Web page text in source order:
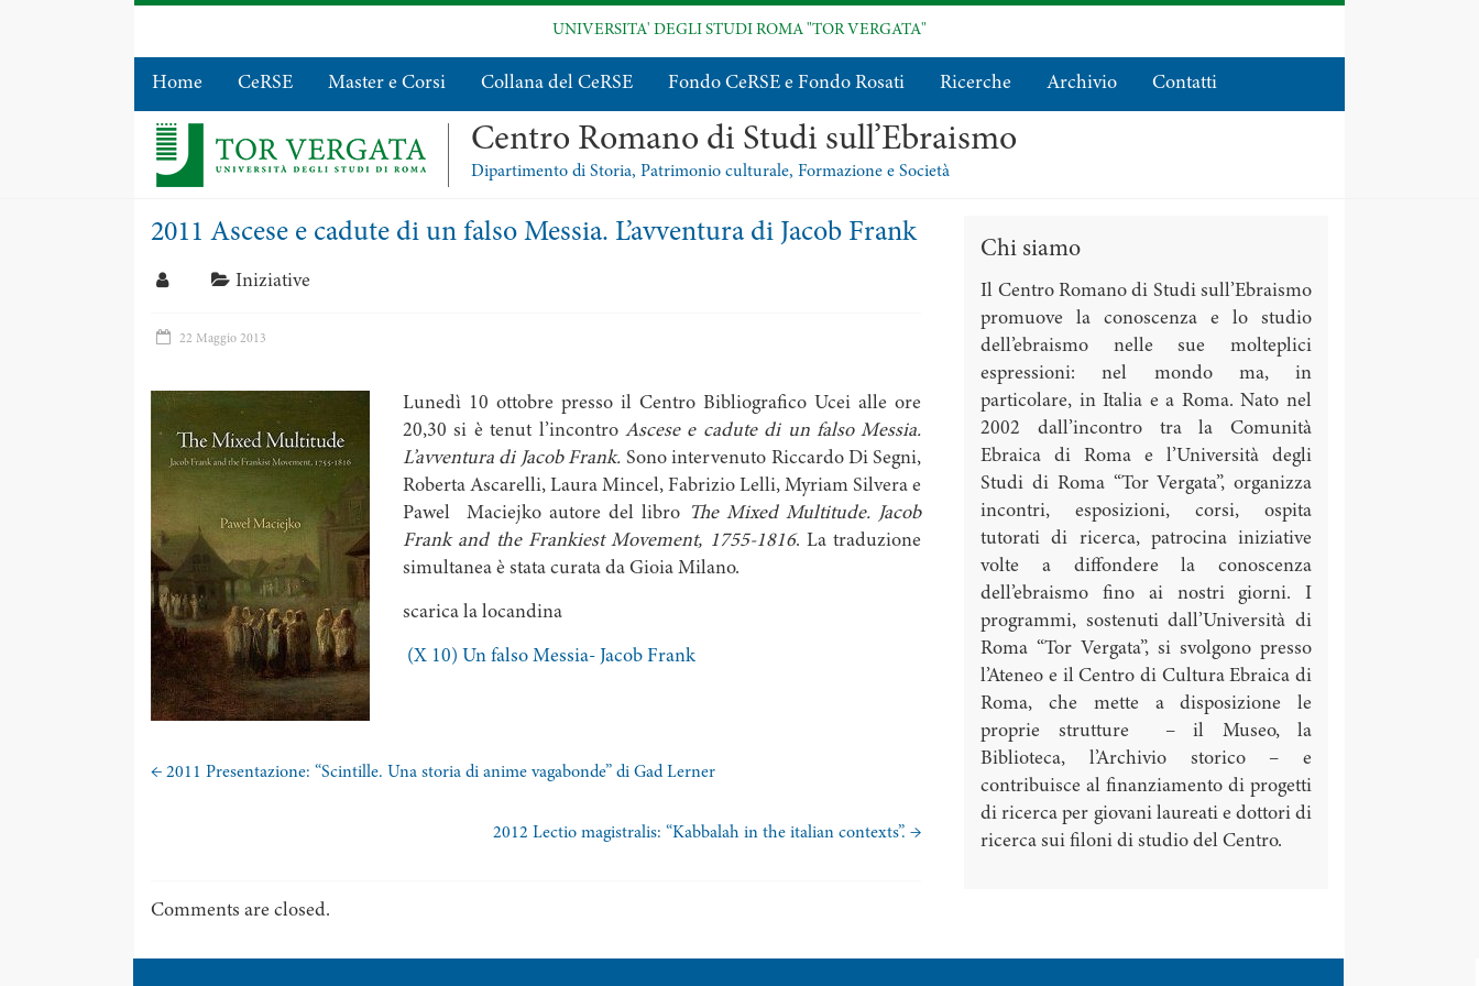
UNIVERSITA' DEGLI STUDI ROMA "TOR VERGATA"
Home CeRSE Master e Corsi Collana del CeRSE Fondo CeRSE e Fondo Rosati Ricerche Archivio Contatti
Centro Romano di Studi sull’Ebraismo
Dipartimento di Storia, Patrimonio culturale, Formazione e Società
2011 Ascese e cadute di un falso Messia. L’avventura di Jacob Frank
Iniziative
22 Maggio 2013
Lunedì 10 ottobre presso il Centro Bibliografico Ucei alle ore
20,30 si è tenut l’incontroAscese e cadute di un falso Messia.
L’avventura di Jacob Frank. Sono intervenuto Riccardo Di Segni,
Roberta Ascarelli, Laura Mincel, Fabrizio Lelli, Myriam Silvera e
Pawel Maciejko autore del libro The Mixed Multitude. Jacob
Frank and the Frankiest Movement, 1755-1816. La traduzione
simultanea è stata curata da Gioia Milano.
scarica la locandina
(X 10) Un falso Messia- Jacob Frank
← 2011 Presentazione: “Scintille. Una storia di anime vagabonde” di Gad Lerner
2012 Lectio magistralis: “Kabbalah in the italian contexts”.→
Comments are closed.
Chi siamo
Il Centro Romano di Studi sull’Ebraismo
promuove la conoscenza e lo studio
dell’ebraismo nelle sue molteplici
espressioni: nel mondo ma, in
particolare, in Italia e a Roma. Nato nel
2002 dall’incontro tra la Comunità
Ebraica di Roma e l’Università degli
Studi di Roma “Tor Vergata”, organizza
incontri, esposizioni, corsi, ospita
tutorati di ricerca, patrocina iniziative
volte a diffondere la conoscenza
dell’ebraismo fino ai nostri giorni. I
programmi, sostenuti dall’Università di
Roma “Tor Vergata”, si svolgono presso
l’Ateneo e il Centro di Cultura Ebraica di
Roma, che mette a disposizione le
proprie strutture – il Museo, la
Biblioteca, l’Archivio storico – e
contribuisce al finanziamento di progetti
di ricerca per giovani laureati e dottori di
ricerca sui filoni di studio del Centro.